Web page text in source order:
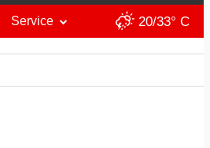
Service 20/33° C